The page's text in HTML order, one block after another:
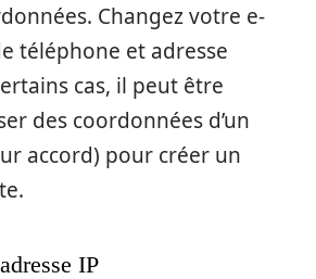
Changez votre e-
téléphone et adresse
cas, il peut être
des coordonnées d’un
accord) pour créer un
IP